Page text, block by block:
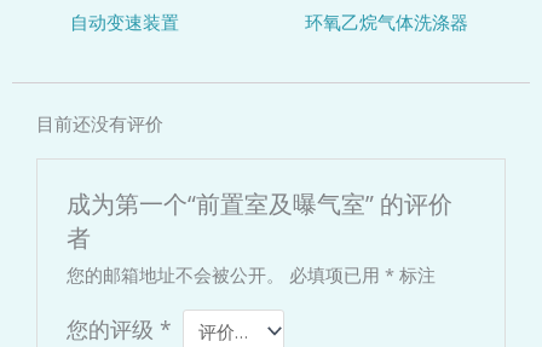
自动变速装置 环氧乙烷气体洗涤器
目前还没有评价
成为第一个“前置室及曝气室” 的评价
者
您的邮箱地址不会被公开。 必填项已用* 标注
您的评级 *